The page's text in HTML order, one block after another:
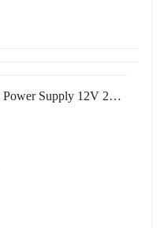
ข้อมูลเฉพาะของ Switching Power Supply 12V 2A 25W สวิทซ์ชิ่งเพาเวอร์ ซัพพลาย